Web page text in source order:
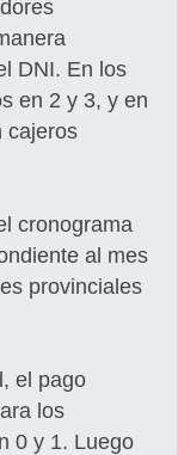
DNI. En los
en 2 y 3, y en
cajeros
cronograma
al mes
provinciales
el pago
los
0 y 1. Luego